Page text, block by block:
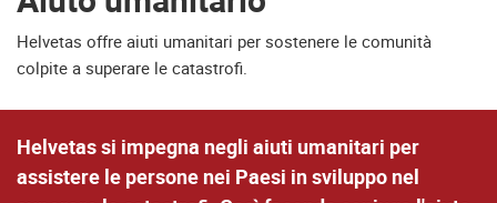
Helvetas offre aiuti umanitari per sostenere le comunità
colpite a superare le catastrofi.
Helvetas si impegna negli aiuti umanitari per
assistere le persone nei Paesi in sviluppo nel